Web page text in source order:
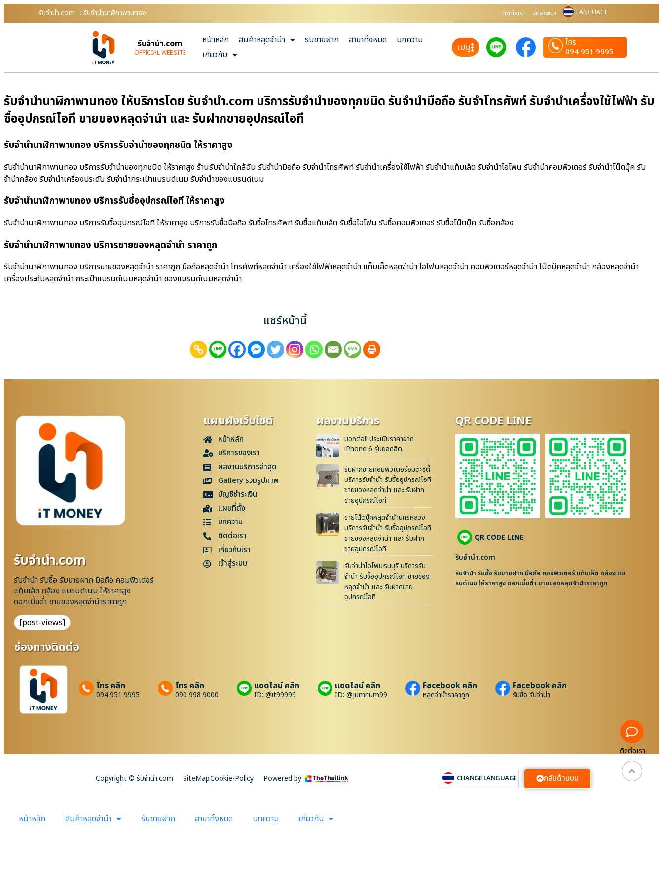
รับจํานํา.com : รับจำนำนาฬิกาพานทอง ติดต่อเรา เข้าสู่ระบบ LANGUAGE
รับจํานํา.com
OFFICIAL WEBSITE
หน้าหลัก สินค้าหลุดจำนำ รับขายฝาก สาขาทั้งหมด
บทความ
เกี่ยวกับ
เมนู
โทร.
094 951 9995
รับจำนำนาฬิกาพานทอง ให้บริการโดย รับจํานํา.com บริการรับจำนำของทุกชนิด รับจำนำมือถือ รับจำโทรศัพท์ รับจำนำเครื่องใช้ไฟฟ้า รับ
ซื้ออุปกรณ์ไอที ขายของหลุดจำนำ และ รับฝากขายอุปกรณ์ไอที
รับจำนำนาฬิกาพานทอง บริการรับจำนำของทุกชนิด ให้ราคาสูง
รับจำนำนาฬิกาพานทอง บริการรับจำนำของทุกชนิด ให้ราคาสูง ร้านรับจํานําใกล้ฉัน รับจำนำมือถือ รับจำนำโทรศัพท์ รับจำนำเครื่องใช้ไฟฟ้า รับจำนำแท็บเล็ต รับจำนำไอโฟน รับจำนำคอมพิวเตอร์ รับจำนำโน๊ตบุ๊ค รับ
จำนำกล้อง รับจำนำเครื่องประดับ รับจำนำกระเป๋าแบรนด์เนม รับจำนำของแบรนด์เนม
รับจำนำนาฬิกาพานทอง บริการรับซื้ออุปกรณ์ไอที ให้ราคาสูง
รับจำนำนาฬิกาพานทอง บริการรับซื้ออุปกรณ์ไอที ให้ราคาสูง บริการรับซื้อมือถือ รับซื้อโทรศัพท์ รับซื้อแท็บเล็ต รับซื้อไอโฟน รับซื้อคอมพิวเตอร์ รับซื้อโน๊ตบุ๊ค รับซื้อกล้อง
รับจำนำนาฬิกาพานทอง บริการขายของหลุดจำนำ ราคาถูก
รับจำนำนาฬิกาพานทอง บริการขายของหลุดจำนำ ราคาถูก มือถือหลุดจำนำ โทรศัพท์หลุดจำนำ เครื่องใช้ไฟฟ้าหลุดจำนำ แท็บเล็ตหลุดจำนำ ไอโฟนหลุดจำนำ คอมพิวเตอร์หลุดจำนำ โน๊ตบุ๊คหลุดจำนำ กล้องหลุดจำนำ
เครื่องประดับหลุดจำนำ กระเป๋าแบรนด์เนมหลุดจำนำ ของแบรนด์เนมหลุดจำนำ
แชร์หน้านี้
รับจํานํา.com
รับจำนำ รับซื้อ รับขายฝาก มือถือ คอมพิวเตอร์
แท็บเล็ต กล้อง แบรนด์เนม ให้ราคาสูง
ดอกเบี้ยต่ำ ขายของหลุดจำนำราคาถูก
[post-views]
แผนผังเว็บไซต์
หน้าหลัก
บริการของเรา
ผลงานบริการล่าสุด
Gallery รวมรูปภาพ
บัญชีชำระเงิน
แผนที่ตั้ง
บทความ
ติดต่อเรา
เกี่ยวกับเรา
เข้าสู่ระบบ
ผลงานบริการ
บอกต่อ!! ประเมินราคาฝาก
iPhone 6 รุ่นยอดฮิต
รับฝากขายคอมพิวเตอร์อมตะซิตี้
บริการรับจำนำ รับซื้ออุปกรณ์ไอที
ขายของหลุดจำนำ และ รับฝาก
ขายอุปกรณ์ไอที
ขายโน๊ตบุ๊คหลุดจำนำนครหลวง
บริการรับจำนำ รับซื้ออุปกรณ์ไอที
ขายของหลุดจำนำ และ รับฝาก
ขายอุปกรณ์ไอที
รับจำนำไอโฟนธนบุรี บริการรับ
จำนำ รับซื้ออุปกรณ์ไอที ขายของ
หลุดจำนำ และ รับฝากขาย
อุปกรณ์ไอที
QR CODE LINE
QR CODE LINE
รับจํานํา.com
รับจำนำ รับซื้อ รับขายฝาก มือถือ คอมพิวเตอร์ แท็บเล็ต กล้อง แบ
รนด์เนม ให้ราคาสูง ดอกเบี้ยต่ำ ขายของหลุดจำนำราคาถูก
ช่องทางติดต่อ
โทร คลิก
094 951 9995
โทร คลิก
090 998 9000
แอดไลน์ คลิก
ID: @it99999
แอดไลน์ คลิก
ID: @jumnum99
Facebook คลิก
หลุดจำนำราคาถูก
Facebook คลิก
รับซื้อ รับจำนำ
Copyright © รับจํานํา.com SiteMapCookie-Policy Powered by CHANGE LANGUAGE กลับด้านบน
ติดต่อเรา
หน้าหลัก สินค้าหลุดจำนำ รับขายฝาก สาขาทั้งหมด บทความ เกี่ยวกับ